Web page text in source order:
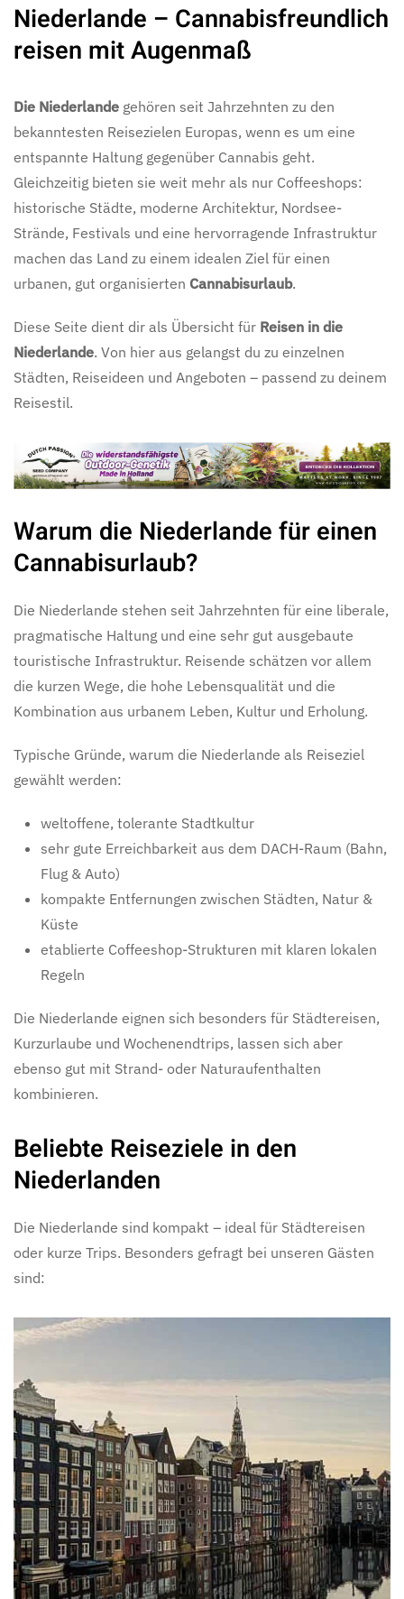
Niederlande – Cannabisfreundlich
reisen mit Augenmaß
Die Niederlande gehören seit Jahrzehnten zu den
bekanntesten Reisezielen Europas, wenn es um eine
entspannte Haltung gegenüber Cannabis geht.
Gleichzeitig bieten sie weit mehr als nur Coffeeshops:
historische Städte, moderne Architektur, Nordsee-
Strände, Festivals und eine hervorragende Infrastruktur
machen das Land zu einem idealen Ziel für einen
urbanen, gut organisierten Cannabisurlaub.
Diese Seite dient dir als Übersicht für Reisen in die
Niederlande. Von hier aus gelangst du zu einzelnen
Städten, Reiseideen und Angeboten – passend zu deinem
Reisestil.
Warum die Niederlande für einen
Cannabisurlaub?
Die Niederlande stehen seit Jahrzehnten für eine liberale,
pragmatische Haltung und eine sehr gut ausgebaute
touristische Infrastruktur. Reisende schätzen vor allem
die kurzen Wege, die hohe Lebensqualität und die
Kombination aus urbanem Leben, Kultur und Erholung.
Typische Gründe, warum die Niederlande als Reiseziel
gewählt werden:
weltoffene, tolerante Stadtkultur
sehr gute Erreichbarkeit aus dem DACH-Raum (Bahn,
Flug & Auto)
kompakte Entfernungen zwischen Städten, Natur &
Küste
etablierte Coffeeshop-Strukturen mit klaren lokalen
Regeln
Die Niederlande eignen sich besonders für Städtereisen,
Kurzurlaube und Wochenendtrips, lassen sich aber
ebenso gut mit Strand- oder Naturaufenthalten
kombinieren.
Beliebte Reiseziele in den
Niederlanden
Die Niederlande sind kompakt – ideal für Städtereisen
oder kurze Trips. Besonders gefragt bei unseren Gästen
sind: